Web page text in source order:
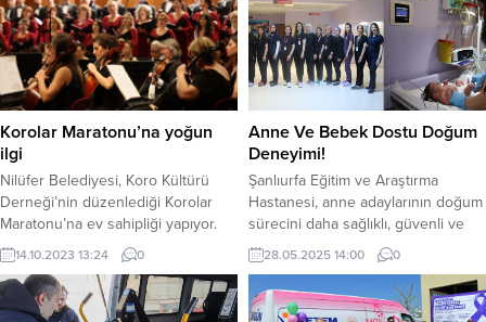
Korolar Maratonu’na yoğun
ilgi
Nilüfer Belediyesi, Koro Kültürü
Derneği’nin düzenlediği Korolar
Maratonu’na ev sahipliği yapıyor.
Cumhuriyet’in 100. yılına atfen
düzenlenen ve 29 koronun katıldığı
Korolar Maratonu’nun açılışını
Bursa Bölge Devlet Senfoni
14.10.2023 13:24 0
Anne Ve Bebek Dostu Doğum
Deneyimi!
Şanlıurfa Eğitim ve Araştırma
Hastanesi, anne adaylarının doğum
sürecini daha sağlıklı, güvenli ve
huzurlu geçirmeleri için modern
yaklaşımlarla hizmet sunmaya
devam ediyor. Doğumhane
biriminde görevli deneyimli ebeler,
28.05.2025 14:00 0